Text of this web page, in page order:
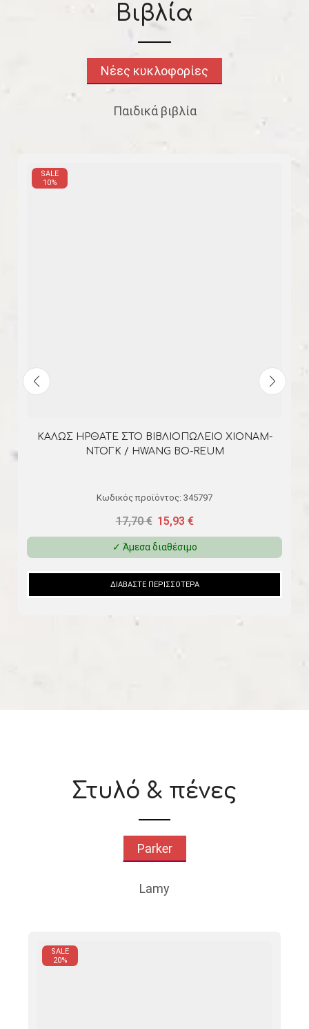
Βιβλία
Νέες κυκλοφορίες
Παιδικά βιβλία
SALE
10%
ΑΙΧΜΑΛΩΤΟΙ ΤΗΣ ΓΕΩΓΡΑΦΙΑΣ / TIM MARSHALL
Κωδικός προϊόντος: 001302
19,90€ 17,91 €
✓ Άμεσα διαθέσιμο
ΔΙΑΒΆΣΤΕ ΠΕΡΙΣΣΌΤΕΡΑ
Στυλό & πένες
Parker
Lamy
SALE
20%